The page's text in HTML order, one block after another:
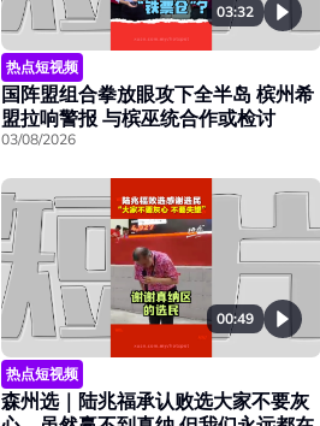
03:32
热点短视频
国阵盟组合拳放眼攻下全半岛 槟州希
盟拉响警报 与槟巫统合作或检讨
03/08/2026
00:49
热点短视频
森州选｜陆兆福承认败选大家不要灰